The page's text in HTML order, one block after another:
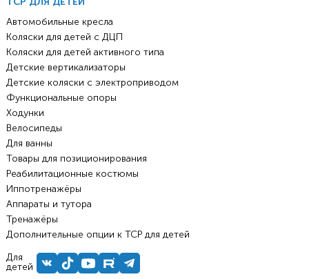
Автомобильные кресла
Коляски для детей с ДЦП
Коляски для детей активного типа
Детские вертикализаторы
Детские коляски с электроприводом
Функциональные опоры
Ходунки
Велосипеды
Для ванны
Товары для позиционирования
Реабилитационные костюмы
Иппотренажёры
Аппараты и тутора
Тренажёры
Дополнительные опции к ТСР для детей
Для
детей